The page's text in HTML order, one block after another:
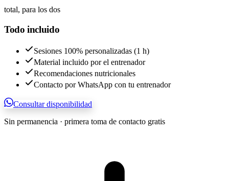
total, para los dos
Todo incluido
Sesiones 100% personalizadas (1 h)
Material incluido por el entrenador
Recomendaciones nutricionales
Contacto por WhatsApp con tu entrenador
Consultar disponibilidad
Sin permanencia · primera toma de contacto gratis